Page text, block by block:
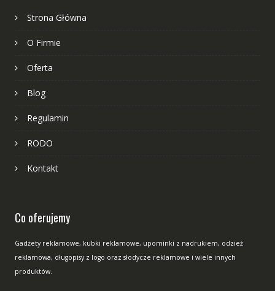
Strona Główna
O Firmie
Oferta
Blog
Regulamin
RODO
Kontakt
Co oferujemy
Gadżety reklamowe, kubki reklamowe, upominki z nadrukiem, odzież
reklamowa, długopisy z logo oraz słodycze reklamowe i wiele innych
produktów.